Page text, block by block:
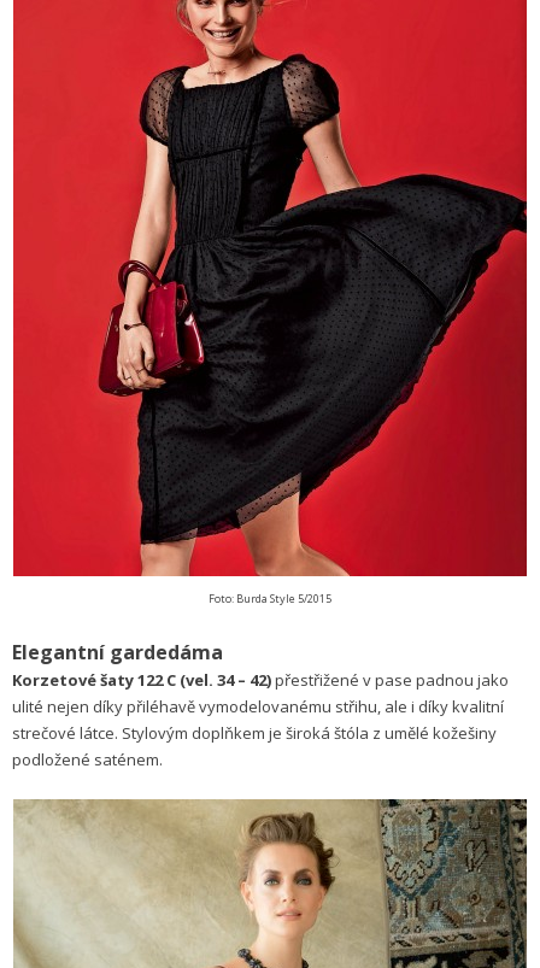
Foto: Burda Style 5/2015
Elegantní gardedáma
Korzetové šaty 122 C (vel. 34 – 42)přestřižené v pase padnou jako
ulité nejen díky přiléhavě vymodelovanému střihu, ale i díky kvalitní
strečové látce. Stylovým doplňkem je široká štóla z umělé kožešiny
podložené saténem.